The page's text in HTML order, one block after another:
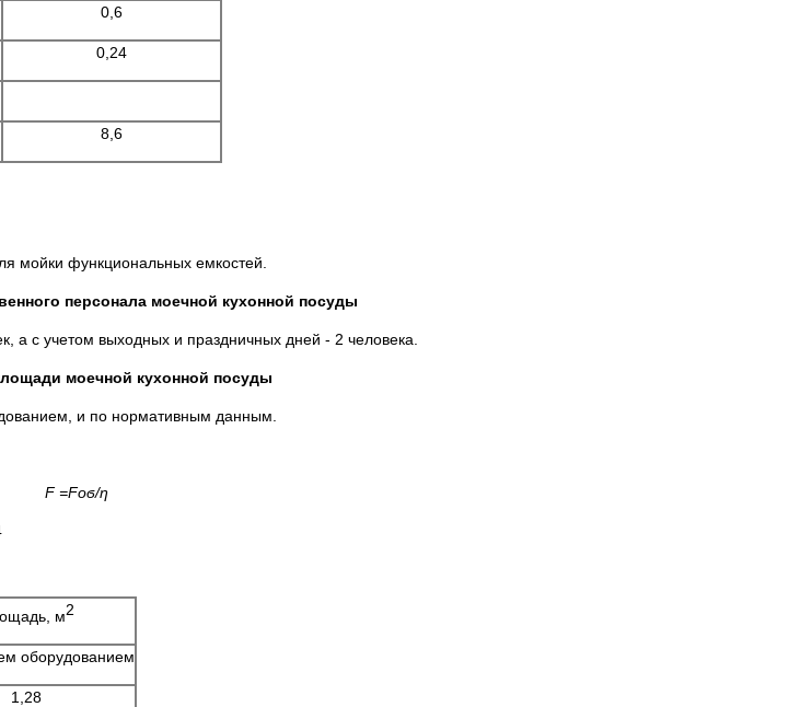
0,6
0,24
8,6
мойки функциональных емкостей.
персонала моечной кухонной посуды
а с учетом выходных и праздничных дней - 2 человека.
моечной кухонной посуды
и по нормативным данным.
F=Foϭ/ƞ
м2
оборудованием
1,28